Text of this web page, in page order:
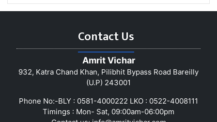
Contact Us
Amrit Vichar
932, Katra Chand Khan, Pilibhit Bypass Road Bareilly
(U.P) 243001
Phone No:-BLY : 0581-4000222 LKO : 0522-4008111
Timings : Mon- Sat, 09:00am-06:00pm